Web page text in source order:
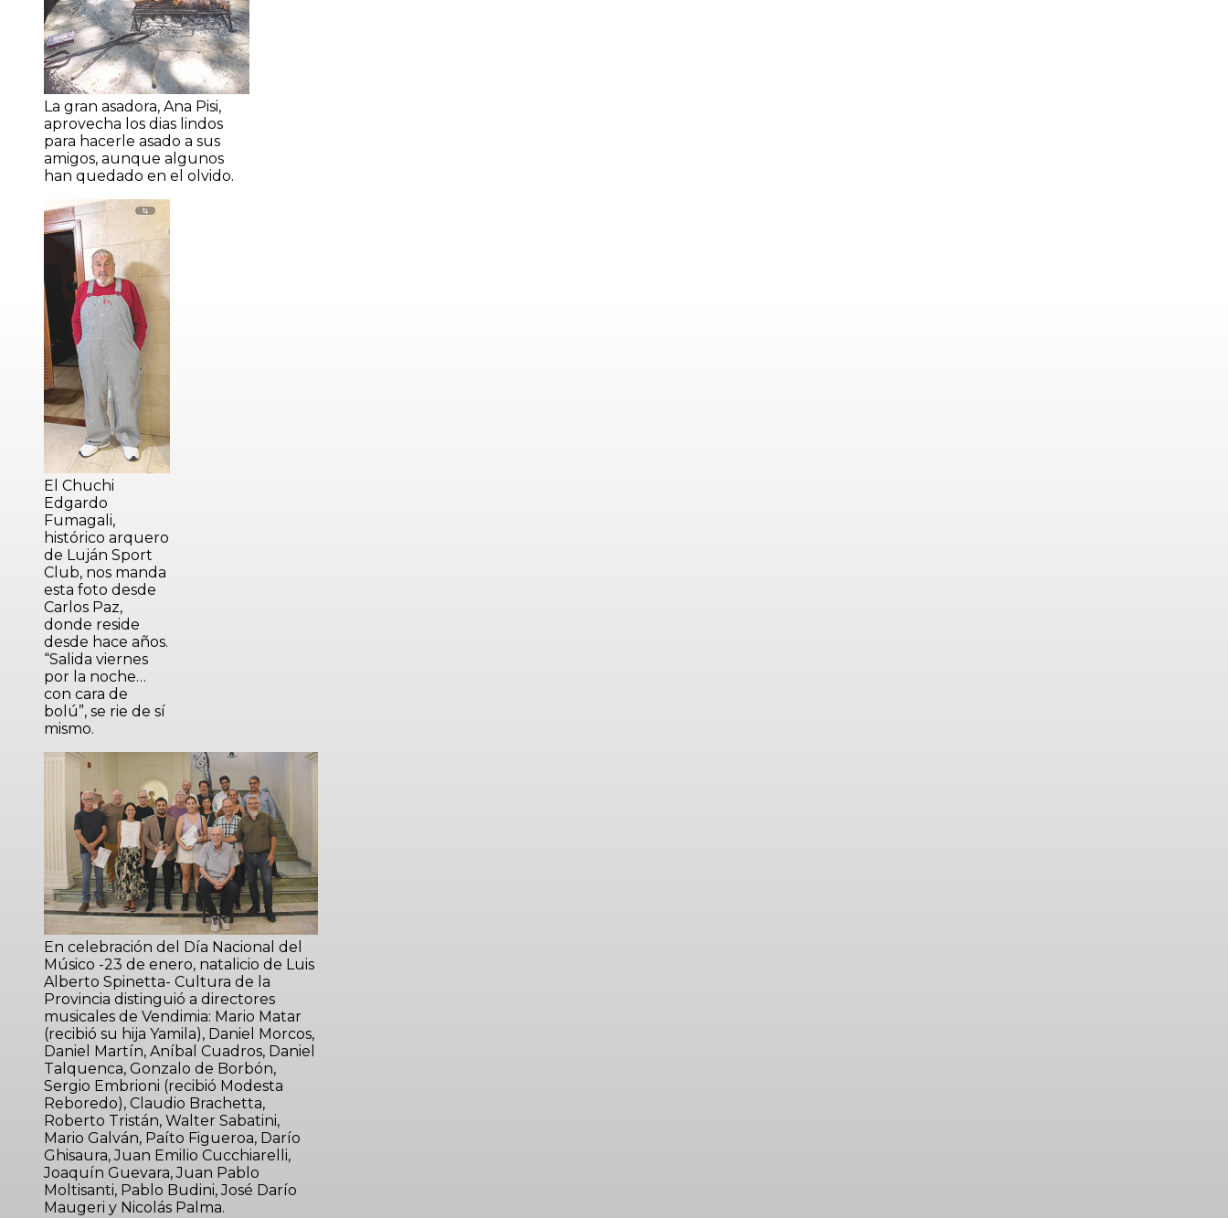
La gran asadora, Ana Pisi,
aprovecha los dias lindos
para hacerle asado a sus
amigos, aunque algunos
han quedado en el olvido.
El Chuchi
Edgardo
Fumagali,
histórico arquero
de Luján Sport
Club, nos manda
esta foto desde
Carlos Paz,
donde reside
desde hace años.
“Salida viernes
por la noche…
con cara de
bolú”, se rie de sí
mismo.
En celebración del Día Nacional del
Músico -23 de enero, natalicio de Luis
Alberto Spinetta- Cultura de la
Provincia distinguió a directores
musicales de Vendimia: Mario Matar
(recibió su hija Yamila), Daniel Morcos,
Daniel Martín, Aníbal Cuadros, Daniel
Talquenca, Gonzalo de Borbón,
Sergio Embrioni (recibió Modesta
Reboredo), Claudio Brachetta,
Roberto Tristán, Walter Sabatini,
Mario Galván, Paíto Figueroa, Darío
Ghisaura, Juan Emilio Cucchiarelli,
Joaquín Guevara, Juan Pablo
Moltisanti, Pablo Budini, José Darío
Maugeri y Nicolás Palma.